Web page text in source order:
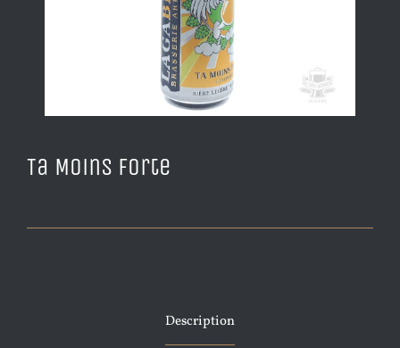
Ta Moins Forte
Description